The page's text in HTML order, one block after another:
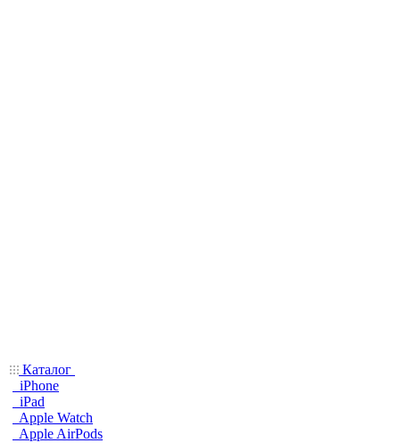
Каталог
iPhone
iPad
Apple Watch
Apple AirPods